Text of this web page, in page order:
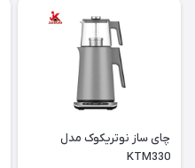
چای ساز نوتریکوک مدل
KTM330